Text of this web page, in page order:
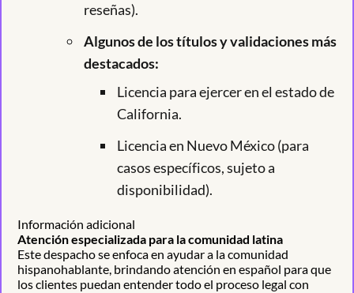
reseñas).
Algunos de los títulos y validaciones más
destacados:
Licencia para ejercer en el estado de
California.
Licencia en Nuevo México (para
casos específicos, sujeto a
disponibilidad).
Información adicional
Atención especializada para la comunidad latina
Este despacho se enfoca en ayudar a la comunidad
hispanohablante, brindando atención en español para que
los clientes puedan entender todo el proceso legal con